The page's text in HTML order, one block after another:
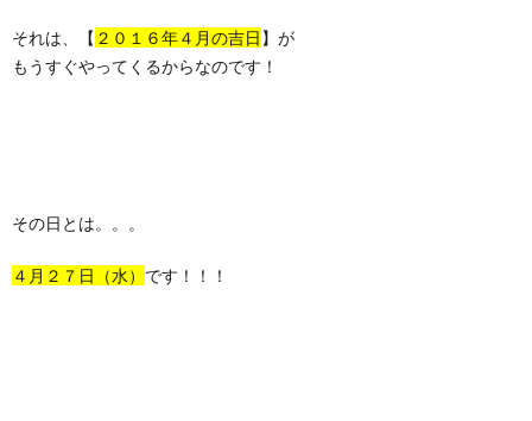
それは、【 ２０１６年４月の吉日 】が
もうすぐやってくるからなのです！
その日とは。。。
４月２７日（水） です！！！